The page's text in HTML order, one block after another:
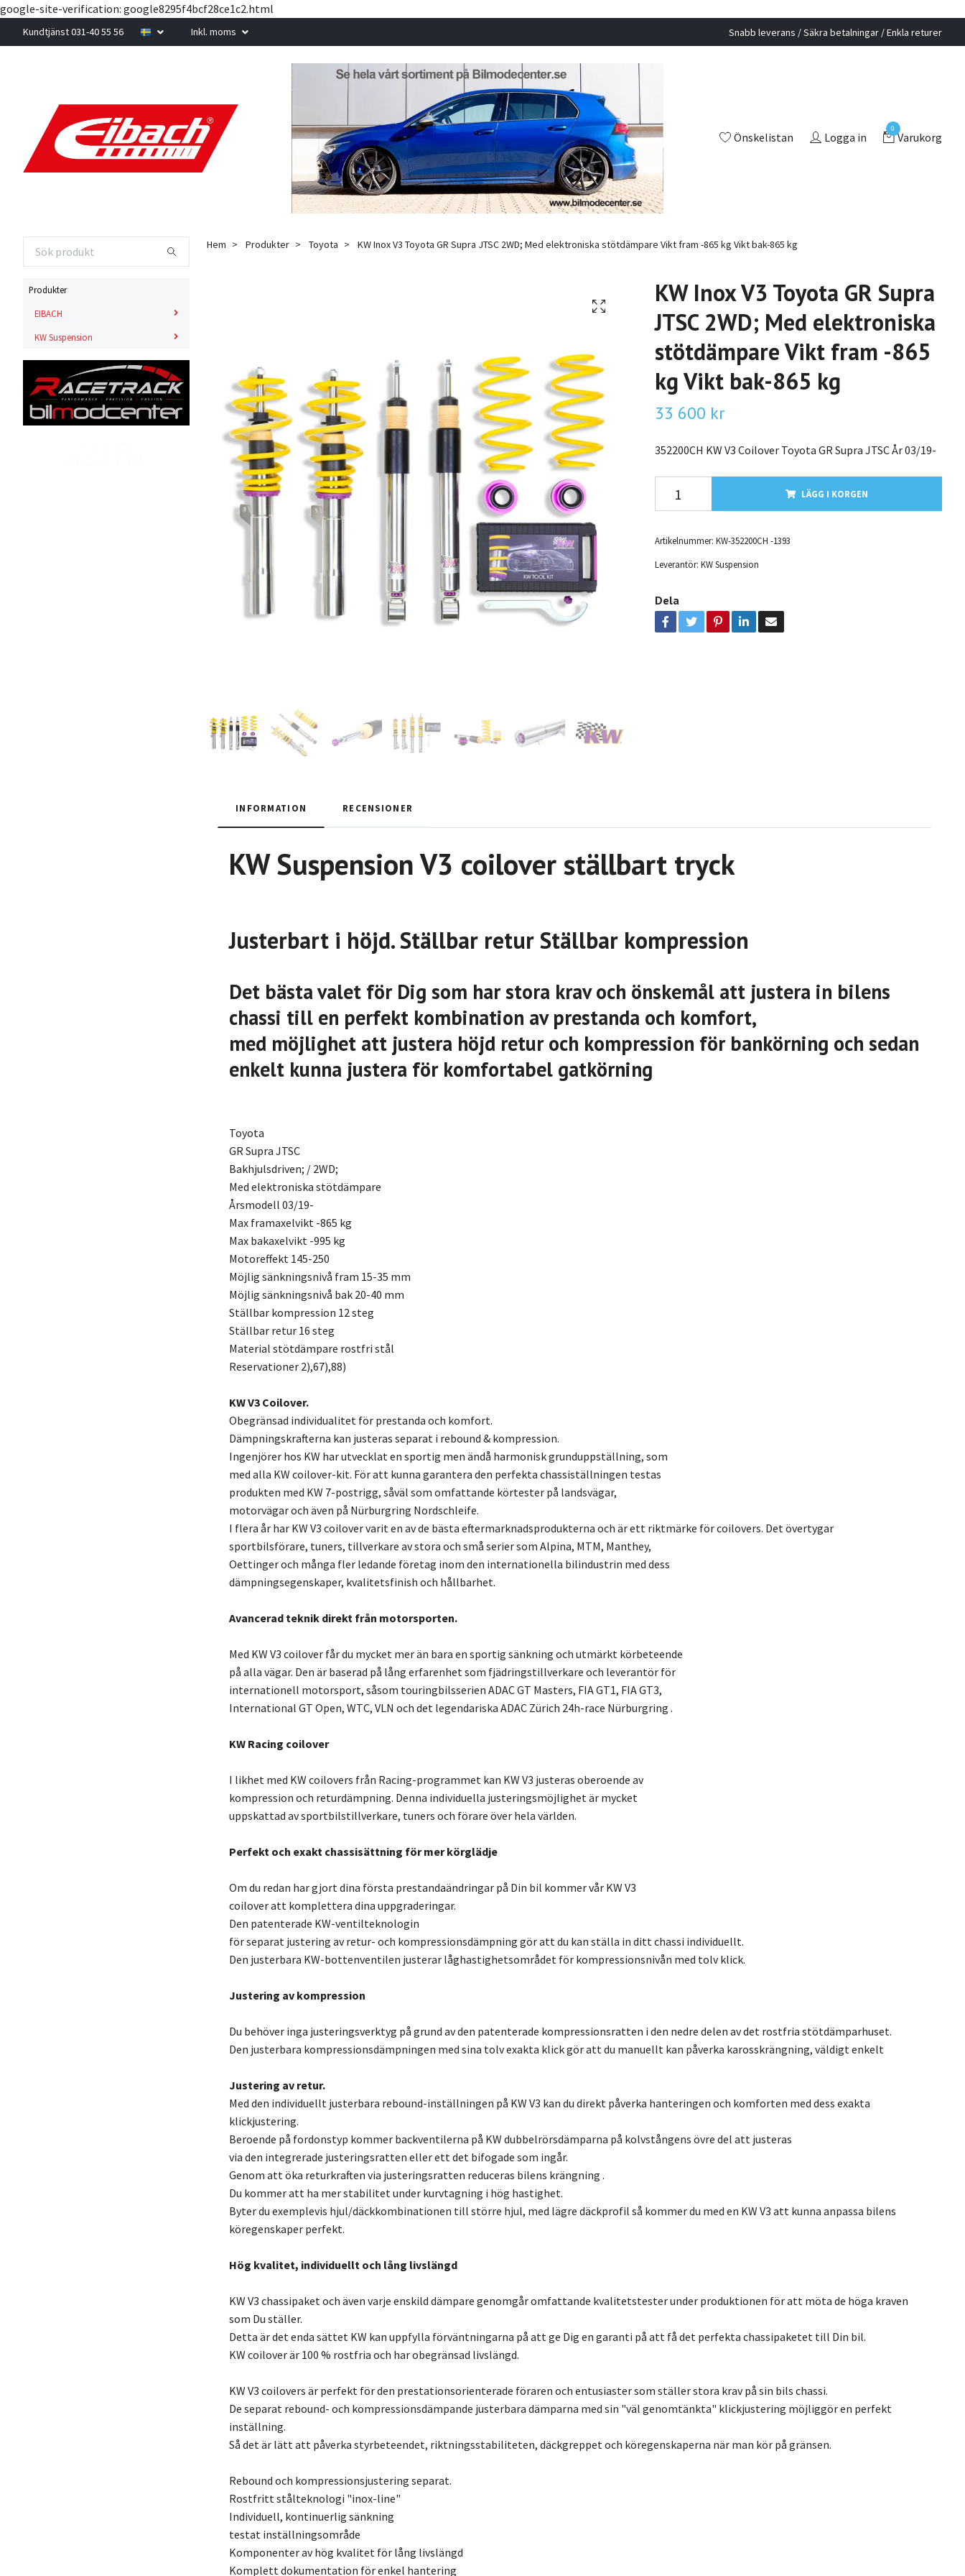
google-site-verification: google8295f4bcf28ce1c2.html
Kundtjänst 031-40 55 56 Inkl. moms Snabb leverans / Säkra betalningar / Enkla returer
Önskelistan Logga in
0
Varukorg
Produkter
EIBACH
KW Suspension
Hem Produkter Toyota KW Inox V3 Toyota GR Supra JTSC 2WD; Med elektroniska stötdämpare Vikt fram -865 kg Vikt bak-865 kg
KW Inox V3 Toyota GR Supra
JTSC 2WD; Med elektroniska
stötdämpare Vikt fram -865
kg Vikt bak-865 kg
33 600 kr
352200CH KW V3 Coilover Toyota GR Supra JTSC År 03/19-
LÄGG I KORGEN
Artikelnummer: KW-352200CH -1393
Leverantör: KW Suspension
Dela
INFORMATION RECENSIONER
KW Suspension V3 coilover ställbart tryck
Justerbart i höjd. Ställbar retur Ställbar kompression
Det bästa valet för Dig som har stora krav och önskemål att justera in bilens
chassi till en perfekt kombination av prestanda och komfort,
med möjlighet att justera höjd retur och kompression för bankörning och sedan
enkelt kunna justera för komfortabel gatkörning
Toyota
GR Supra JTSC
Bakhjulsdriven; / 2WD;
Med elektroniska stötdämpare
Årsmodell 03/19-
Max framaxelvikt -865 kg
Max bakaxelvikt -995 kg
Motoreffekt 145-250
Möjlig sänkningsnivå fram 15-35 mm
Möjlig sänkningsnivå bak 20-40 mm
Ställbar kompression 12 steg
Ställbar retur 16 steg
Material stötdämpare rostfri stål
Reservationer 2),67),88)
KW V3 Coilover.
Obegränsad individualitet för prestanda och komfort.
Dämpningskrafterna kan justeras separat i rebound & kompression.
Ingenjörer hos KW har utvecklat en sportig men ändå harmonisk grunduppställning, som
med alla KW coilover-kit. För att kunna garantera den perfekta chassiställningen testas
produkten med KW 7-postrigg, såväl som omfattande körtester på landsvägar,
motorvägar och även på Nürburgring Nordschleife.
I flera år har KW V3 coilover varit en av de bästa eftermarknadsprodukterna och är ett riktmärke för coilovers. Det övertygar
sportbilsförare, tuners, tillverkare av stora och små serier som Alpina, MTM, Manthey,
Oettinger och många fler ledande företag inom den internationella bilindustrin med dess
dämpningsegenskaper, kvalitetsfinish och hållbarhet.
Avancerad teknik direkt från motorsporten.
Med KW V3 coilover får du mycket mer än bara en sportig sänkning och utmärkt körbeteende
på alla vägar. Den är baserad på lång erfarenhet som fjädringstillverkare och leverantör för
internationell motorsport, såsom touringbilsserien ADAC GT Masters, FIA GT1, FIA GT3,
International GT Open, WTC, VLN och det legendariska ADAC Zürich 24h-race Nürburgring .
KW Racing coilover
I likhet med KW coilovers från Racing-programmet kan KW V3 justeras oberoende av
kompression och returdämpning. Denna individuella justeringsmöjlighet är mycket
uppskattad av sportbilstillverkare, tuners och förare över hela världen.
Perfekt och exakt chassisättning för mer körglädje
Om du redan har gjort dina första prestandaändringar på Din bil kommer vår KW V3
coilover att komplettera dina uppgraderingar.
Den patenterade KW-ventilteknologin
för separat justering av retur- och kompressionsdämpning gör att du kan ställa in ditt chassi individuellt.
Den justerbara KW-bottenventilen justerar låghastighetsområdet för kompressionsnivån med tolv klick.
Justering av kompression
Du behöver inga justeringsverktyg på grund av den patenterade kompressionsratten i den nedre delen av det rostfria stötdämparhuset.
Den justerbara kompressionsdämpningen med sina tolv exakta klick gör att du manuellt kan påverka karosskrängning, väldigt enkelt
Justering av retur.
Med den individuellt justerbara rebound-inställningen på KW V3 kan du direkt påverka hanteringen och komforten med dess exakta
klickjustering.
Beroende på fordonstyp kommer backventilerna på KW dubbelrörsdämparna på kolvstångens övre del att justeras
via den integrerade justeringsratten eller ett det bifogade som ingår.
Genom att öka returkraften via justeringsratten reduceras bilens krängning .
Du kommer att ha mer stabilitet under kurvtagning i hög hastighet.
Byter du exemplevis hjul/däckkombinationen till större hjul, med lägre däckprofil så kommer du med en KW V3 att kunna anpassa bilens
köregenskaper perfekt.
Hög kvalitet, individuellt och lång livslängd
KW V3 chassipaket och även varje enskild dämpare genomgår omfattande kvalitetstester under produktionen för att möta de höga kraven
som Du ställer.
Detta är det enda sättet KW kan uppfylla förväntningarna på att ge Dig en garanti på att få det perfekta chassipaketet till Din bil.
KW coilover är 100 % rostfria och har obegränsad livslängd.
KW V3 coilovers är perfekt för den prestationsorienterade föraren och entusiaster som ställer stora krav på sin bils chassi.
De separat rebound- och kompressionsdämpande justerbara dämparna med sin "väl genomtänkta" klickjustering möjliggör en perfekt
inställning.
Så det är lätt att påverka styrbeteendet, riktningsstabiliteten, däckgreppet och köregenskaperna när man kör på gränsen.
Rebound och kompressionsjustering separat.
Rostfritt stålteknologi "inox-line"
Individuell, kontinuerlig sänkning
testat inställningsområde
Komponenter av hög kvalitet för lång livslängd
Komplett dokumentation för enkel hantering